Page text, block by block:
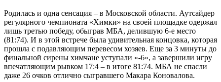
Родилась и одна сенсация – в Московской области. Аутсайдер
регулярного чемпионата «Химки» на своей площадке одержал
лишь третью победу, обыграв МБА, делившую 6-е место
(81:74). И в этой встрече была удивительная концовка, которая
прошла с подавляющим перевесом хозяев. Еще за 3 минуты до
финальной сирены химчане уступали «-6», а завершили игру
впечатляющим рывком 17:4 – в итоге 81:74. МБА не спасли
даже 26 очков отлично сыгравшего Макара Коновалова.